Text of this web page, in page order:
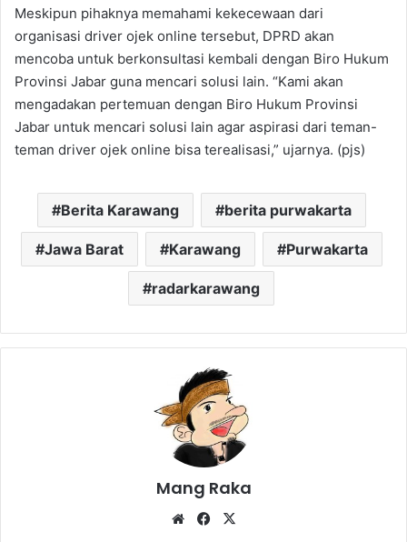
Meskipun pihaknya memahami kekecewaan dari
organisasi driver ojek online tersebut, DPRD akan
mencoba untuk berkonsultasi kembali dengan Biro Hukum
Provinsi Jabar guna mencari solusi lain. “Kami akan
mengadakan pertemuan dengan Biro Hukum Provinsi
Jabar untuk mencari solusi lain agar aspirasi dari teman-
teman driver ojek online bisa terealisasi,” ujarnya. (pjs)
Berita Karawang berita purwakarta
Jawa Barat Karawang Purwakarta
radarkarawang
Mang Raka
WebsiteFacebook